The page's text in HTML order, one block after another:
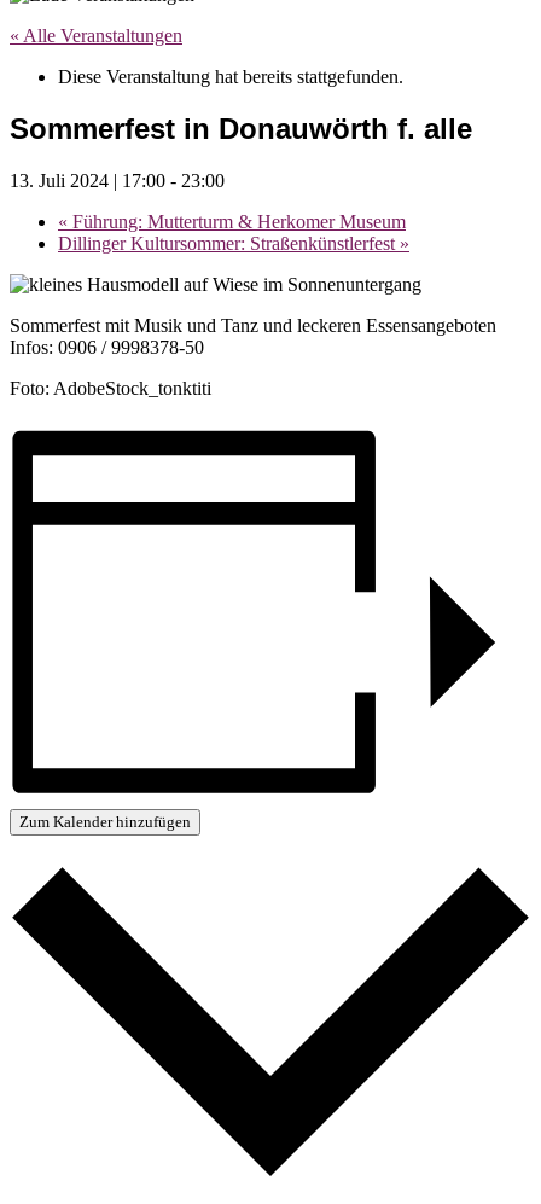
« Alle Veranstaltungen
Diese Veranstaltung hat bereits stattgefunden.
Sommerfest in Donauwörth f. alle
13. Juli 2024 | 17:00 - 23:00
« Führung: Mutterturm & Herkomer Museum
Dillinger Kultursommer: Straßenkünstlerfest »
Sommerfest mit Musik und Tanz und leckeren Essensangeboten
Infos: 0906 / 9998378-50
Foto: AdobeStock_tonktiti
Zum Kalender hinzufügen